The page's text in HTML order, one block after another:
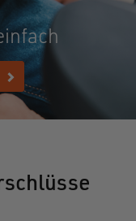
in einem neuen Fenster)